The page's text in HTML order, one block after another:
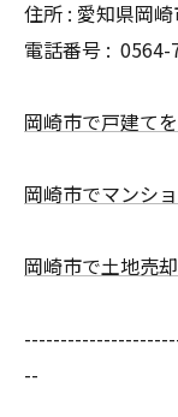
住所 : 愛知県岡
電話番号 : 0564-
岡崎市で戸建て
岡崎市でマンシ
岡崎市で土地売
--